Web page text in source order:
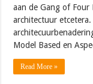
aan de Gang of Four
architectuur
Model Based en
Read More »